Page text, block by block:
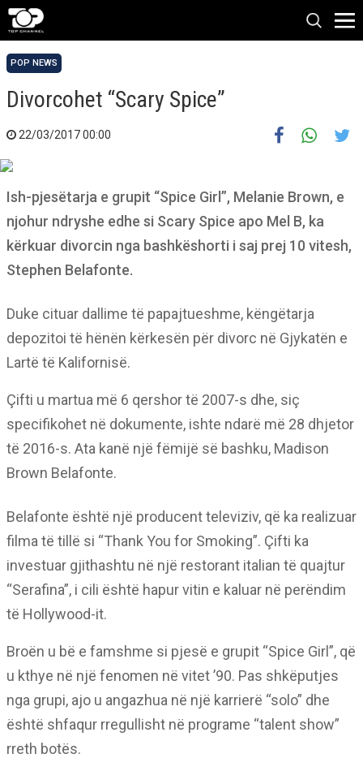
POP NEWS
Divorcohet “Scary Spice”
22/03/2017 00:00
Ish-pjesëtarja e grupit “Spice Girl”, Melanie Brown, e
njohur ndryshe edhe si Scary Spice apo Mel B, ka
kërkuar divorcin nga bashkëshorti i saj prej 10 vitesh,
Stephen Belafonte.
Duke cituar dallime të papajtueshme, këngëtarja
depozitoi të hënën kërkesën për divorc në Gjykatën e
Lartë të Kalifornisë.
Çifti u martua më 6 qershor të 2007-s dhe, siç
specifikohet në dokumente, ishte ndarë më 28 dhjetor
të 2016-s. Ata kanë një fëmijë së bashku, Madison
Brown Belafonte.
Belafonte është një producent televiziv, që ka realizuar
filma të tillë si “Thank You for Smoking”. Çifti ka
investuar gjithashtu në një restorant italian të quajtur
“Serafina”, i cili është hapur vitin e kaluar në perëndim
të Hollywood-it.
Broën u bë e famshme si pjesë e grupit “Spice Girl”, që
u kthye në një fenomen në vitet ’90. Pas shkëputjes
nga grupi, ajo u angazhua në një karrierë “solo” dhe
është shfaqur rregullisht në programe “talent show”
rreth botës.